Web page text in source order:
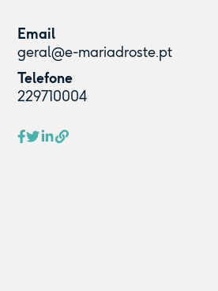
Email
geral@e-mariadroste.pt
Telefone
229710004